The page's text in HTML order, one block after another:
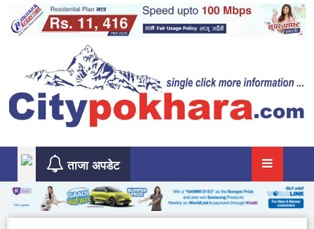
content
ताजा अपडेट